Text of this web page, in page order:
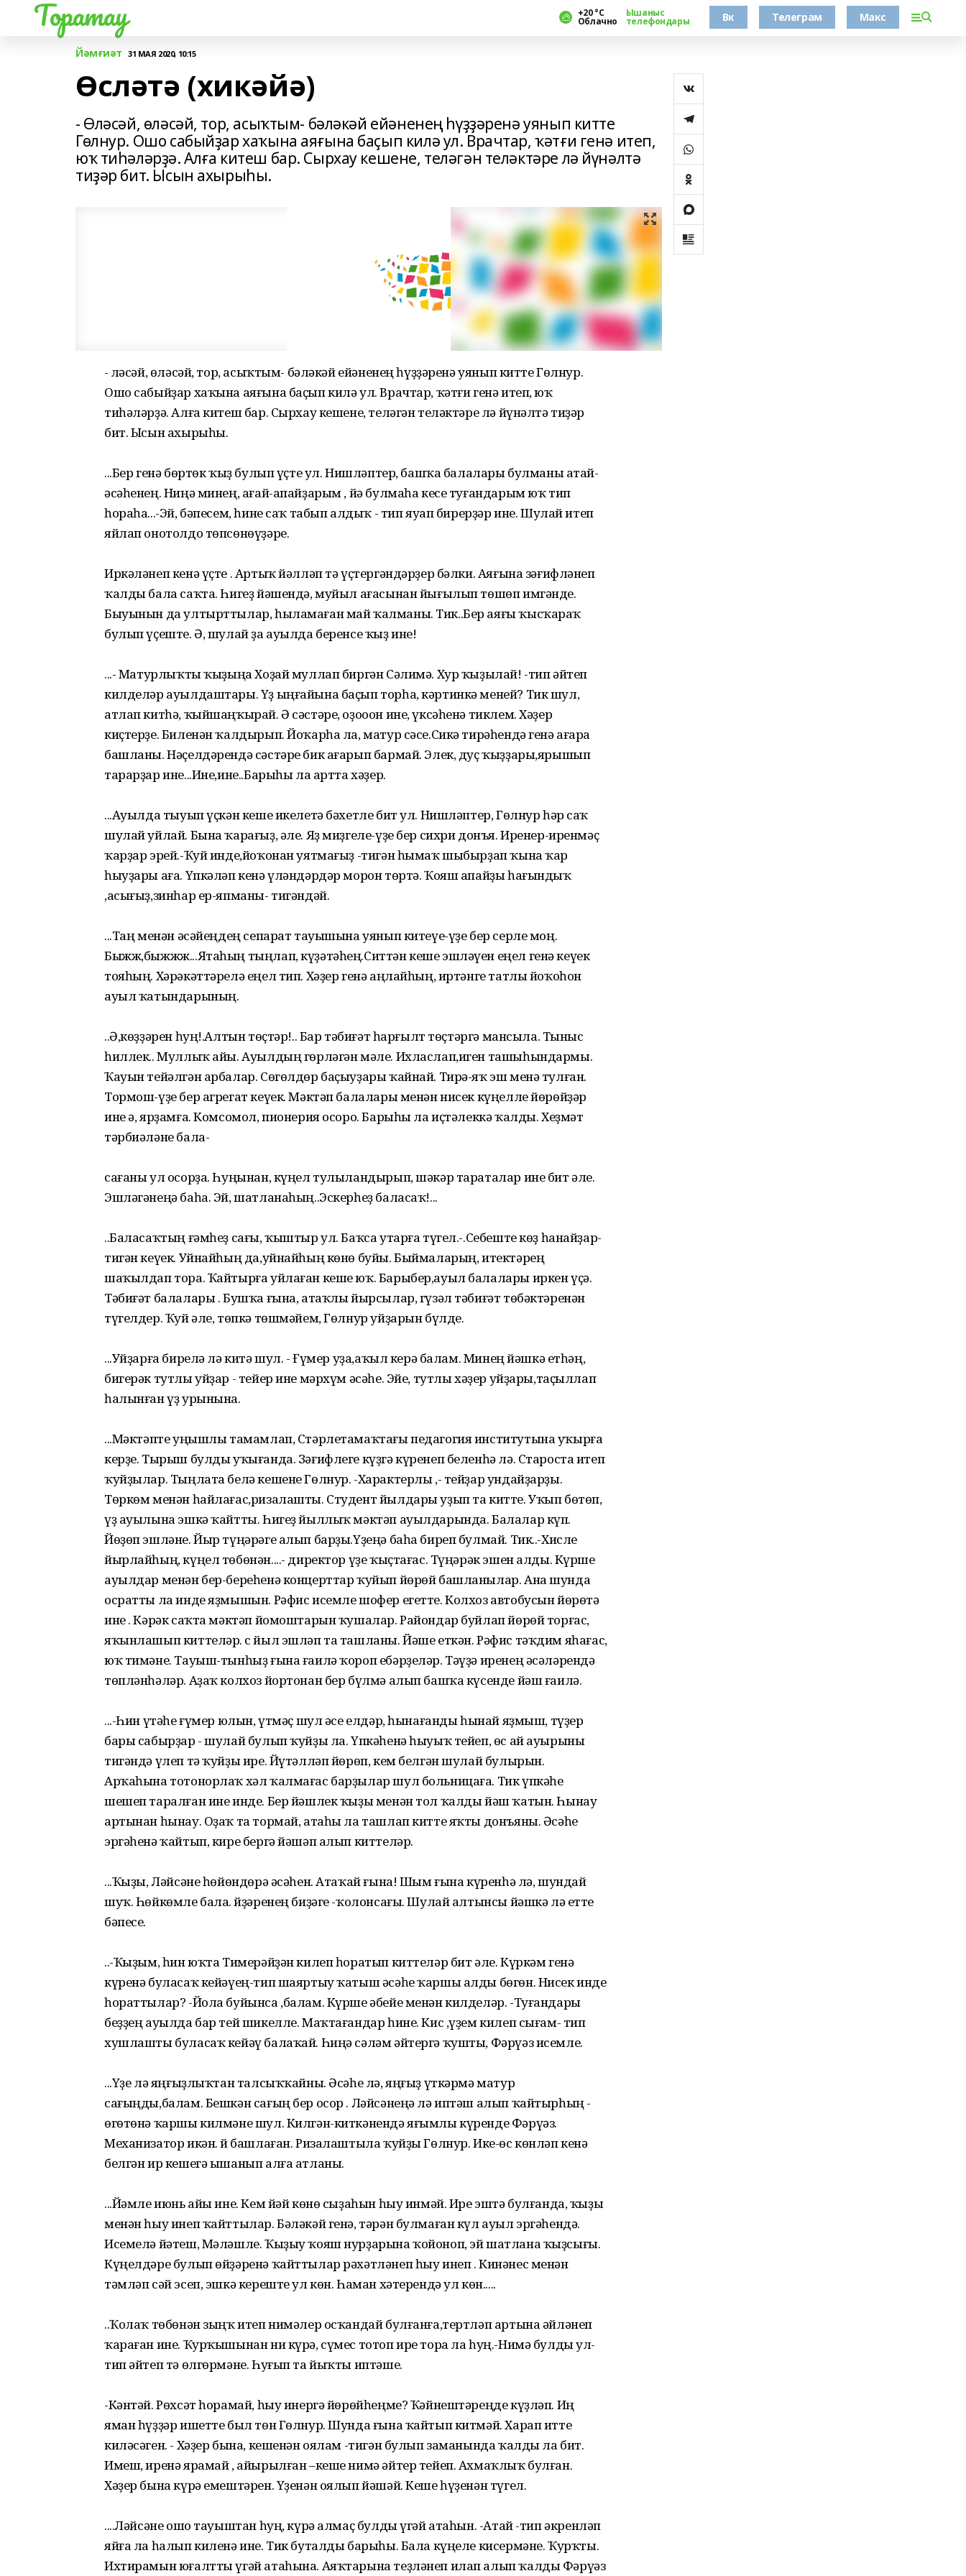
Торатау +20 °С
Облачно
Ышаныс
телефондары Вк Телеграм Макс
Йәмғиәт 31 МАЯ 2020, 10:15
Өсләтә (хикәйә)
- Өләсәй, өләсәй, тор, асыҡтым- бәләкәй ейәненең һүҙҙәренә уянып китте
Гөлнур. Ошо сабыйҙар хаҡына аяғына баҫып килә ул. Врачтар, ҡәтғи генә итеп,
юҡ тиһәләрҙә. Алға китеш бар. Сырхау кешене, теләгән теләктәре лә йүнәлтә
тиҙәр бит. Ысын ахырыһы.
- Өләсәй, өләсәй, тор, асыҡтым- бәләкәй ейәненең һүҙҙәренә уянып китте Гөлнур.
Ошо сабыйҙар хаҡына аяғына баҫып килә ул. Врачтар, ҡәтғи генә итеп, юҡ
тиһәләрҙә. Алға китеш бар. Сырхау кешене, теләгән теләктәре лә йүнәлтә тиҙәр
бит. Ысын ахырыһы.
...Бер генә бөртөк ҡыҙ булып үҫте ул. Нишләптер, башҡа балалары булманы атай-
әсәһенең. Ниңә минең, ағай-апайҙарым , йә булмаһа кесе туғандарым юҡ тип
һораһа...-Эй, бәпесем, һине саҡ табып алдыҡ - тип яуап бирерҙәр ине. Шулай итеп
яйлап онотолдо төпсөнөүҙәре.
Иркәләнеп кенә үҫте . Артыҡ йәлләп тә үҫтергәндәрҙер бәлки. Аяғына зәғифләнеп
ҡалды бала саҡта. Һигеҙ йәшендә, муйыл ағасынан йығылып төшөп имгәнде.
Быуынын да ултырттылар, һыламаған май ҡалманы. Тик..Бер аяғы ҡысҡараҡ
булып үҫеште. Ә, шулай ҙа ауылда беренсе ҡыҙ ине!
...- Матурлыҡты ҡыҙыңа Хоҙай муллап биргән Сәлимә. Хур ҡыҙылай! -тип әйтеп
килделәр ауылдаштары. Үҙ ыңғайына баҫып торһа, кәртинкә меней? Тик шул,
атлап китһә, ҡыйшаңҡырай. Ә сәстәре, оҙооон ине, үксәһенә тиклем. Хәҙер
киҫтерҙе. Биленән ҡалдырып. Йоҡарһа ла, матур сәсе.Сикә тирәһендә генә ағара
башланы. Нәҫелдәрендә сәстәре бик ағарып бармай. Элек, дуҫ ҡыҙҙары,ярышып
тарарҙар ине...Ине,ине..Барыһы ла артта хәҙер.
...Ауылда тыуып үҫкән кеше икелетә бәхетле бит ул. Нишләптер, Гөлнур һәр саҡ
шулай уйлай. Бына ҡарағыҙ, әле. Яҙ миҙгеле-үҙе бер сихри донъя. Иренер-иренмәҫ
ҡарҙар эрей.-Ҡуй инде,йоҡонан уятмағыҙ -тигән һымаҡ шыбырҙап ҡына ҡар
һыуҙары аға. Үпкәләп кенә үләндәрдәр морон төртә. Ҡояш апайҙы һағындыҡ
,асығыҙ,зинһар ер-япманы- тигәндәй.
...Таң менән әсәйеңдең сепарат тауышына уянып китеүе-үҙе бер серле моң.
Быжж,быжжж...Ятаһың тыңлап, күҙәтәһең.Ситтән кеше эшләүен еңел генә кеүек
тояһың. Хәрәкәттәрелә еңел тип. Хәҙер генә аңлайһың, иртәнге татлы йоҡоһон
ауыл ҡатындарының.
..Ә,көҙҙәрен һуң!.Алтын төҫтәр!.. Бар тәбиғәт һарғылт төҫтәргә мансыла. Тыныс
һиллек.. Муллыҡ айы. Ауылдың гөрләгән мәле. Ихласлап,иген ташыһындармы.
Ҡауын тейәлгән арбалар. Сөгөлдөр баҫыуҙары ҡайнай. Тирә-яҡ эш менә тулған.
Тормош-үҙе бер агрегат кеүек. Мәктәп балалары менән нисек күңелле йөрөйҙәр
ине ә, ярҙамға. Комсомол, пионерия осоро. Барыһы ла иҫтәлеккә ҡалды. Хеҙмәт
тәрбиәләне бала-
сағаны ул осорҙа. Һуңынан, күңел тулыландырып, шәкәр тараталар ине бит әле.
Эшләгәнеңә баһа. Эй, шатланаһың..Эскерһеҙ баласаҡ!...
..Баласаҡтың ғәмһеҙ сағы, ҡыштыр ул. Баҡса утарға түгел.-.Себеште көҙ һанайҙар-
тигән кеүек. Уйнайһың да,уйнайһың көнө буйы. Быймаларың, итектәрең
шаҡылдап тора. Ҡайтырға уйлаған кеше юҡ. Барыбер,ауыл балалары иркен үҫә.
Тәбиғәт балалары . Бушҡа ғына, атаҡлы йырсылар, гүзәл тәбиғәт төбәктәренән
түгелдер. Ҡуй әле, төпкә төшмәйем, Гөлнур уйҙарын бүлде.
...Уйҙарға бирелә лә китә шул. - Ғүмер уҙа,аҡыл керә балам. Минең йәшкә етһәң,
бигерәк тутлы уйҙар - тейер ине мәрхүм әсәһе. Эйе, тутлы хәҙер уйҙары,таҫыллап
һалынған үҙ урынына.
...Мәктәпте уңышлы тамамлап, Стәрлетамаҡтағы педагогия институтына уҡырға
керҙе. Тырыш булды уҡығанда. Зәғифлеге күҙгә күренеп беленһә лә. Староста итеп
ҡуйҙылар. Тыңлата белә кешене Гөлнур. -Характерлы ,- тейҙар ундайҙарҙы.
Төркөм менән һайлағас,ризалашты. Студент йылдары уҙып та китте. Уҡып бөтөп,
үҙ ауылына эшкә ҡайтты. Һигеҙ йыллыҡ мәктәп ауылдарында. Балалар күп.
Йөҙөп эшләне. Йыр түңәрәге алып барҙы.Үҙеңә баһа биреп булмай. Тик..-Хисле
йырлайһың, күңел төбөнән....- директор үҙе ҡыҫтағас. Түңәрәк эшен алды. Күрше
ауылдар менән бер-береһенә концерттар ҡуйып йөрөй башланылар. Ана шунда
осратты ла инде яҙмышын. Рәфис исемле шофер егетте. Колхоз автобусын йөрөтә
ине . Кәрәк саҡта мәктәп йомоштарын ҡушалар. Райондар буйлап йөрөй торғас,
яҡынлашып киттеләр. Өс йыл эшләп та ташланы. Йәше еткән. Рәфис тәҡдим яһағас,
юҡ тимәне. Тауыш-тынһыҙ ғына ғаилә ҡороп ебәрҙеләр. Тәүҙә иренең әсәләрендә
төпләнһәләр. Аҙаҡ колхоз йортонан бер бүлмә алып башҡа күсенде йәш ғаилә.
...-Һин үтәһе ғүмер юлын, үтмәҫ шул әсе елдәр, һынағанды һынай яҙмыш, түҙер
бары сабырҙар - шулай булып ҡуйҙы ла. Үпкәһенә һыуыҡ тейеп, өс ай ауырыны
тигәндә үлеп тә ҡуйҙы ире. Йүтәлләп йөрөп, кем белгән шулай булырын.
Арҡаһына тотонорлаҡ хәл ҡалмағас барҙылар шул больницаға. Тик үпкәһе
шешеп таралған ине инде. Бер йәшлек ҡыҙы менән тол ҡалды йәш ҡатын. Һынау
артынан һынау. Оҙаҡ та тормай, атаһы ла ташлап китте яҡты донъяны. Әсәһе
эргәһенә ҡайтып, кире бергә йәшәп алып киттеләр.
...Ҡыҙы, Ләйсәне һөйөндөрә әсәһен. Атаҡай ғына! Шым ғына күренһә лә, шундай
шуҡ. Һөйкөмле бала. Өйҙәренең биҙәге -ҡолонсағы. Шулай алтынсы йәшкә лә етте
бәпесе.
..-Ҡыҙым, һин юҡта Тимерәйҙән килеп һоратып киттеләр бит әле. Күркәм генә
күренә буласаҡ кейәүең-тип шаяртыу ҡатыш әсәһе ҡаршы алды бөгөн. Нисек инде
һораттылар? -Йола буйынса ,балам. Күрше әбейе менән килделәр. -Туғандары
беҙҙең ауылда бар тей шикелле. Маҡтағандар һине. Кис ,үҙем килеп сығам- тип
хушлашты буласаҡ кейәү балаҡай. Һиңә сәләм әйтергә ҡушты, Фәрүәз исемле.
...Үҙе лә яңғыҙлыҡтан талсыҡҡайны. Әсәһе лә, яңғыҙ үткәрмә матур
сағыңды,балам. Бешкән сағың бер осор . Ләйсәнеңә лә иптәш алып ҡайтырһың -
өгөтөнә ҡаршы килмәне шул. Килгән-киткәнендә яғымлы күренде Фәрүәз.
Механизатор икән. Өй башлаған. Ризалаштыла ҡуйҙы Гөлнур. Ике-өс көнләп кенә
белгән ир кешегә ышанып алға атланы.
...Йәмле июнь айы ине. Кем йәй көнө сыҙаһын һыу инмәй. Ире эштә булғанда, ҡыҙы
менән һыу инеп ҡайттылар. Бәләкәй генә, тәрән булмаған күл ауыл эргәһендә.
Исемелә йәтеш, Мәләшле. Ҡыҙыу ҡояш нурҙарына ҡойоноп, эй шатлана ҡыҙсығы.
Күңелдәре булып өйҙәренә ҡайттылар рәхәтләнеп һыу инеп . Кинәнес менән
тәмләп сәй эсеп, эшкә кереште ул көн. Һаман хәтерендә ул көн.....
..Ҡолаҡ төбөнән зыңҡ итеп нимәлер осҡандай булғанға,тертләп артына әйләнеп
ҡараған ине. Ҡурҡышынан ни күрә, сүмес тотоп ире тора ла һуң.-Нимә булды ул-
тип әйтеп тә өлгөрмәне. Һуғып та йыҡты иптәше.
-Кәнтәй. Рөхсәт һорамай, һыу инергә йөрөйһеңме? Ҡәйнештәреңде күҙләп. Иң
яман һүҙҙәр ишетте был төн Гөлнур. Шунда ғына ҡайтып китмәй. Харап итте
киләсәген. - Хәҙер бына, кешенән оялам -тигән булып заманында ҡалды ла бит.
Имеш, иренә ярамай , айырылған –кеше нимә әйтер тейеп. Ахмаҡлыҡ булған.
Хәҙер бына күрә емештәрен. Үҙенән оялып йәшәй. Кеше һүҙенән түгел.
....Ләйсәне ошо тауыштан һуң, күрә алмаҫ булды үгәй атаһын. -Атай -тип әкренләп
яйға ла һалып киленә ине. Тик буталды барыһы. Бала күңеле кисермәне. Ҡурҡты.
Ихтирамын юғалтты үгәй атаһына. Аяҡтарына теҙләнеп илап алып ҡалды Фәрүәз